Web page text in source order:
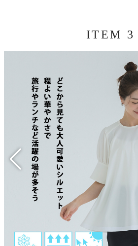
ITEM 3